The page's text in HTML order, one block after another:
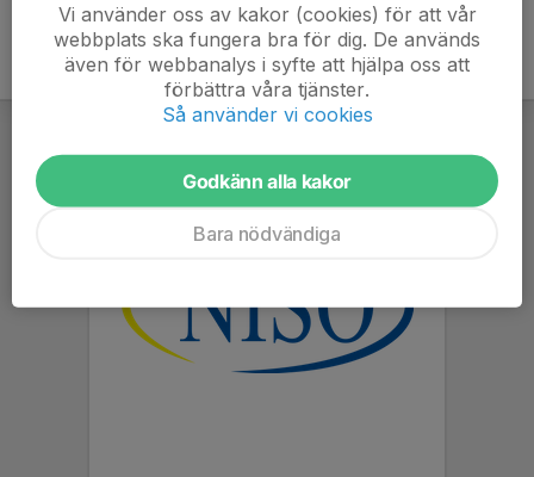
Vi använder oss av kakor (cookies) för att vår
webbplats ska fungera bra för dig. De används
även för webbanalys i syfte att hjälpa oss att
förbättra våra tjänster.
Så använder vi cookies
Godkänn alla kakor
Bara nödvändiga